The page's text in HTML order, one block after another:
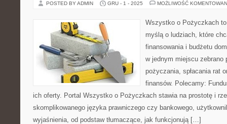
POSTED BY ADMIN GRU - 1 - 2025 MOŻLIWOŚĆ
Wszystko o Pożyczkach
myślą o ludziach, które
finansowania i budżetu
w jednym miejscu zebrano
pożyczania, spłacania rat
finansów. Polecamy:
ich oferty. Portal Wszystko o Pożyczkach stawia na prostotę i
skomplikowanego języka prawniczego czy bankowego,
wyjaśnienia, od podstaw tłumaczące, jak funkcjonują […]